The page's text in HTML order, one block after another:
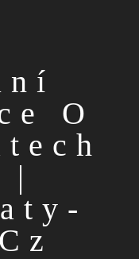
O
|